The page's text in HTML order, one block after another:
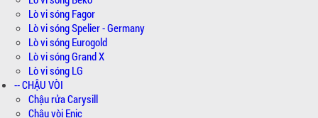
Lò vi sóng Fagor
Lò vi sóng Spelier - Germany
Lò vi sóng Eurogold
Lò vi sóng Grand X
Lò vi sóng LG
-- CHẬU VÒI
Chậu rửa Carysill
Chậu vòi Enic